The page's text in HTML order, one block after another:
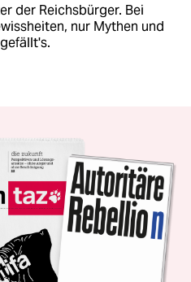
der Reichsbürger. Bei
nur Mythen und